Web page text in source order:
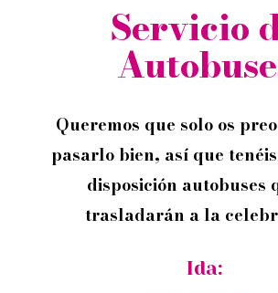
Servicio
Queremos que solo os
pasarlo bien, así que
disposición autobuses
trasladarán a la
Ida: